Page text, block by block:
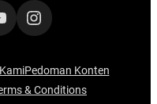
Instagram
Pedoman Konten
& Conditions